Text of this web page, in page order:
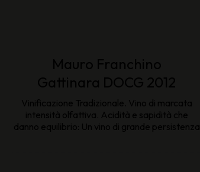
Mauro Franchino
Gattinara DOCG 2012
Vinificazione Tradizionale. Vino di marcata
intensità olfattiva. Acidità e sapidità che
danno equilibrio: Un vino di grande persistenza